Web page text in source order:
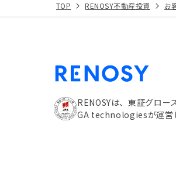
TOP RENOSY不動産投資 お
RENOSYは、東証グロー
GA technologiesが運営